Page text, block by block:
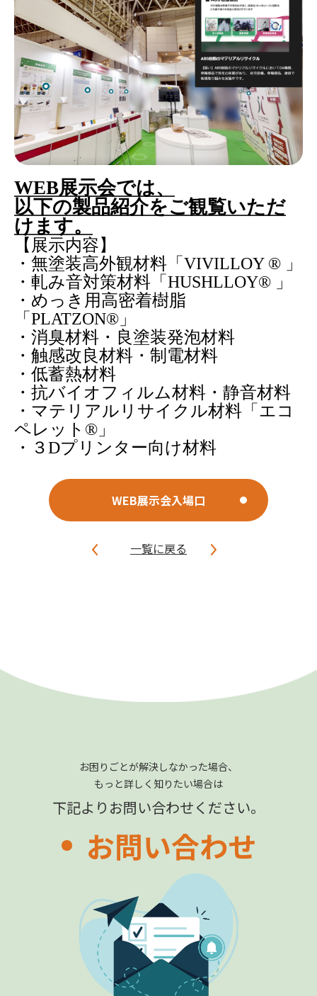
WEB展示会では、
以下の製品紹介をご観覧いただ
けます。
【 展示内容】
・無塗装高外観材料「 VIVILLOY ® 」
・軋み音対策材料「 HUSHLLOY® 」
・めっき用高密着樹脂
「 PLATZON® 」
・消臭材料 ・良塗装発泡材料
・触感改良材料 ・制電材料
・低蓄熱材料
・抗バイオフィルム材料 ・静音材料
・マテリアルリサイクル材料「エコ
ペレット ® 」
・３Dプリンター向け材料
WEB展示会入場口
一覧に戻る
お困りごとが解決しなかった場合、
もっと詳しく知りたい場合は
下記よりお問い合わせください。
お問い合わせ